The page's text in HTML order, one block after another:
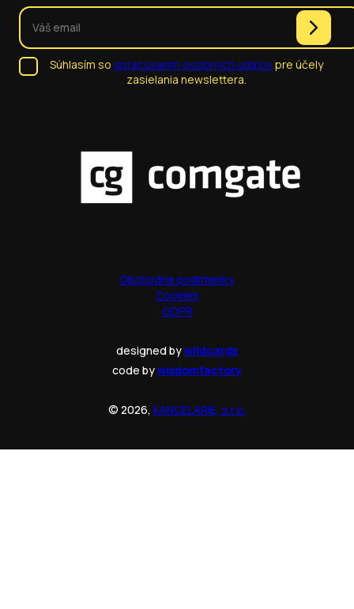
Súhlasím so spracúvaním osobných údajovpre účely
zasielania newslettera.
Obchodné podmienky
Cookies
GDPR
designed bywildcards
code bywisdomfactory
© 2026, KANCELARIE, s.r.o.